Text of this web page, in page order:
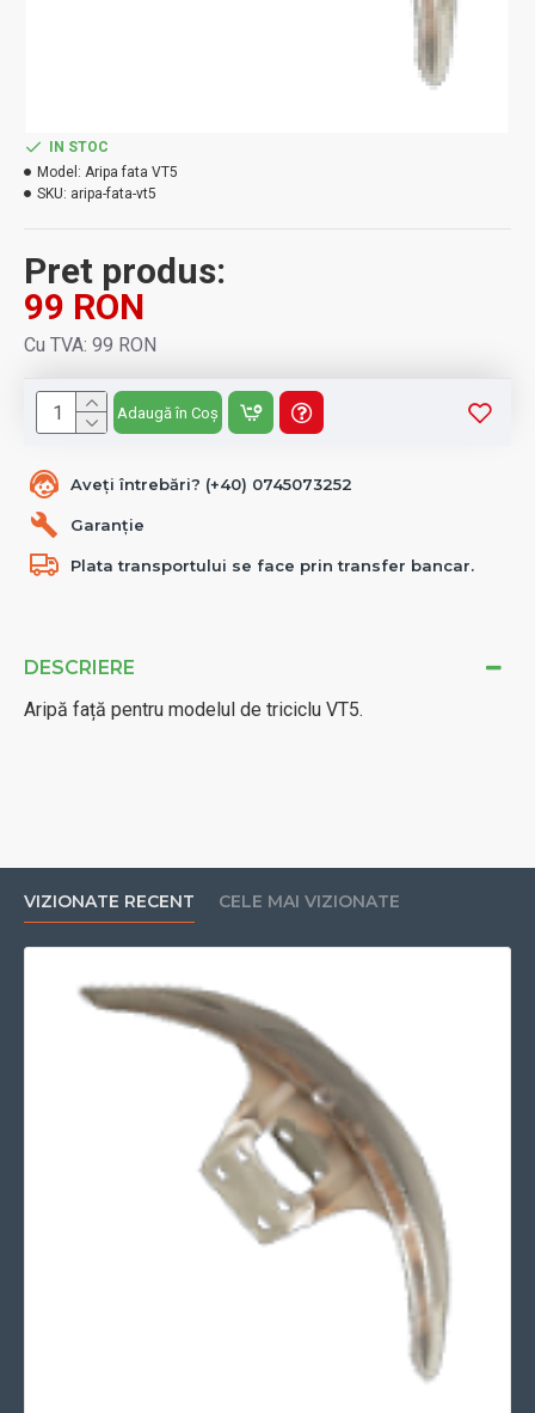
DESCRIERE
Aripă față pentru modelul de triciclu VT5.
Aveți întrebări? (+40) 0745073252
Garanție
Plata transportului se face prin transfer bancar.
Pret produs:
99 RON
Cu TVA: 99 RON
IN STOC
Model: Aripa fata VT5
SKU: aripa-fata-vt5
Adaugă în Coș
VIZIONATE RECENT CELE MAI VIZIONATE